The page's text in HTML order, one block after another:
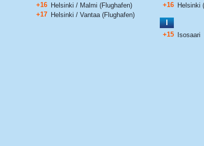
+16 Helsinki / Malmi (Flughafen)
+17 Helsinki / Vantaa (Flughafen)
+16 Helsinki
I
+15 Isosaari